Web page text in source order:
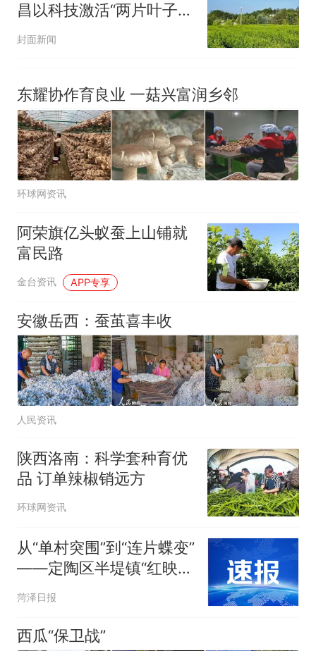
昌以科技激活“两片叶子”
助力乡村振兴
封面新闻
东耀协作育良业 一菇兴富润乡邻
环球网资讯
阿荣旗亿头蚁蚕上山铺就
富民路
金台资讯 APP专享
安徽岳西：蚕茧喜丰收
人民资讯
陕西洛南：科学套种育优
品 订单辣椒销远方
环球网资讯
从“单村突围”到“连片蝶变”
——定陶区半堤镇“红映半
堤”乡村振兴示范片区观察
菏泽日报
西瓜“保卫战”